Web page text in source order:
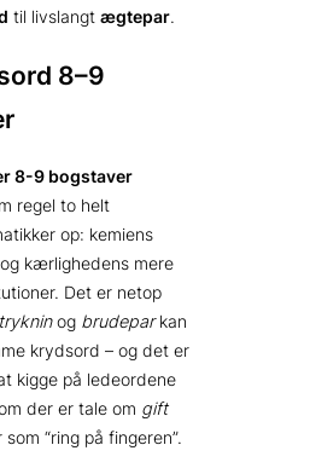
til livslangt ægtepar.
8–9
8-9 bogstaver
regel to helt
op: kemiens
kærlighedens mere
Det er netop
og brudeparkan
krydsord – og det er
kigge på ledeordene
der er tale om gift
“ring på fingeren”.